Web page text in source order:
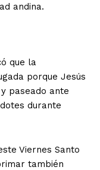
andina.
que la
porque Jesús
paseado ante
durante
Viernes Santo
también